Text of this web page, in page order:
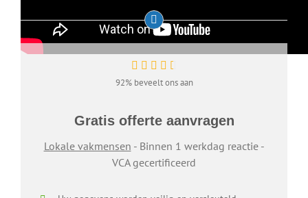
92% beveelt ons aan
Gratis offerte aanvragen
Lokale vakmensen - Binnen 1 werkdag reactie -
VCA gecertificeerd